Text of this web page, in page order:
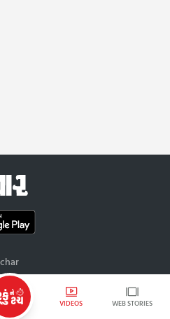
VIDEOS WEB STORIES